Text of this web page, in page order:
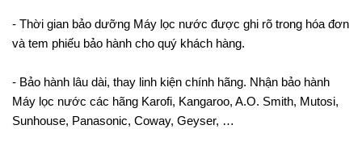
- Thời gian bảo dưỡng Máy lọc nước được ghi rõ trong hóa đơn
và tem phiếu bảo hành cho quý khách hàng.
- Bảo hành lâu dài, thay linh kiện chính hãng. Nhận bảo hành
Máy lọc nước các hãng Karofi, Kangaroo, A.O. Smith, Mutosi,
Sunhouse, Panasonic, Coway, Geyser, …